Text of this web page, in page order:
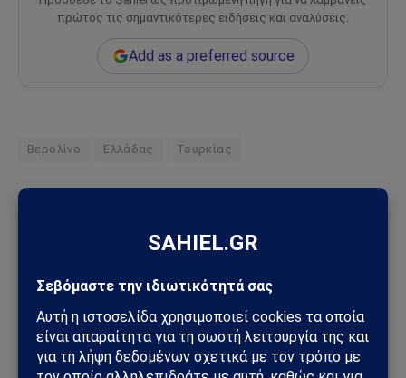
πρώτος τις σημαντικότερες ειδήσεις και αναλύσεις.
Add as a preferred source
Βερολίνο Ελλάδας Τουρκίας
Facebook Twitter Pinterest Tumblr